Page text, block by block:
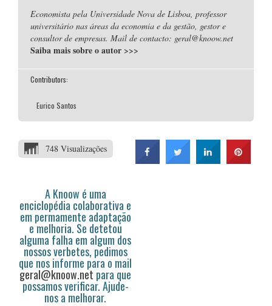
Economista pela Universidade Nova de Lisboa, professor
universitário nas áreas da economia e da gestão, gestor e
consultor de empresas. Mail de contacto: geral@knoow.net
Saiba mais sobre o autor >>>
Contributors:
Eurico Santos
748 Visualizações
A Knoow é uma
enciclopédia colaborativa e
em permamente adaptação
e melhoria. Se detetou
alguma falha em algum dos
nossos verbetes, pedimos
que nos informe para o mail
geral@knoow.net para que
possamos verificar. Ajude-
nos a melhorar.